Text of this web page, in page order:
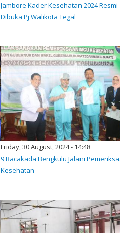
Jambore Kader Kesehatan 2024 Resmi
Dibuka Pj Walikota Tegal
Friday, 30 August, 2024 - 14:48
9 Bacakada Bengkulu Jalani
Kesehatan